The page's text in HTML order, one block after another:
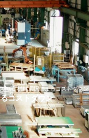
工 材料選択によるコストダウン
コストダウン